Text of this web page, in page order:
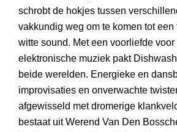
schrobt de hokjes tussen
vakkundig weg om te komen tot een
witte sound. Met een voorliefde
elektronische muziek pakt
beide werelden. Energieke en
improvisaties en onverwachte
afgewisseld met dromerige
bestaat uit Werend Van Den